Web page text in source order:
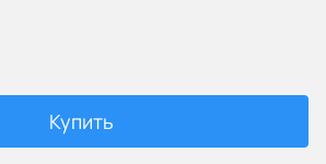
Купить